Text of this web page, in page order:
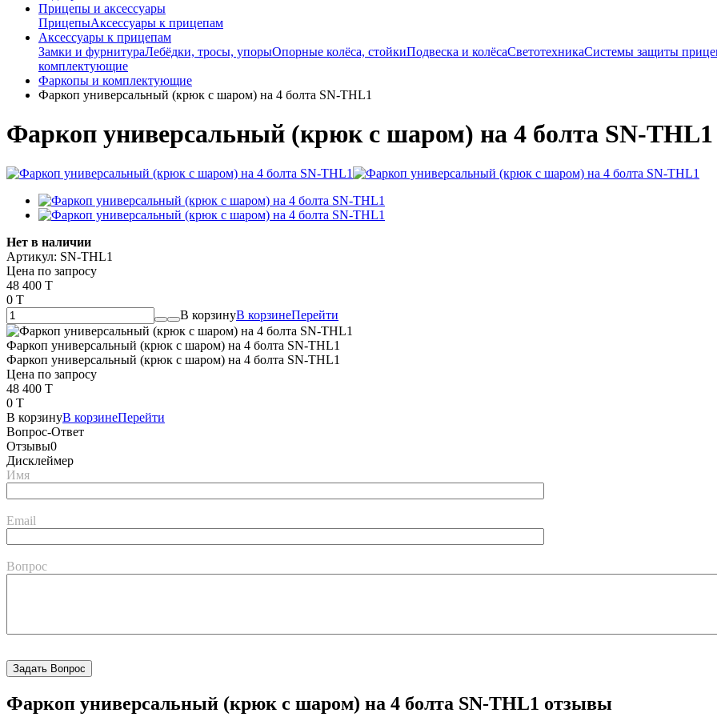
Прицепы и аксессуары
ПрицепыАксессуары к прицепам
Аксессуары к прицепам
Замки и фурнитураЛебёдки, тросы, упорыОпорные колёса, стойкиПодвеска и колёсаСветотехникаСистемы защиты
комплектующие
Фаркопы и комплектующие
Фаркоп универсальный (крюк с шаром) на 4 болта SN-THL1
Фаркоп универсальный (крюк с шаром) на 4 болта SN-THL1
Нет в наличии
Артикул: SN-THL1
Цена по запросу
48 400 T
0 T
В корзинуВ корзинеПерейти
Фаркоп универсальный (крюк с шаром) на 4 болта SN-THL1
Фаркоп универсальный (крюк с шаром) на 4 болта SN-THL1
Цена по запросу
48 400 T
0 T
В корзинуВ корзинеПерейти
Вопрос-Ответ
Отзывы0
Дисклеймер
Имя
Email
Вопрос
Фаркоп универсальный (крюк с шаром) на 4 болта SN-THL1 отзывы